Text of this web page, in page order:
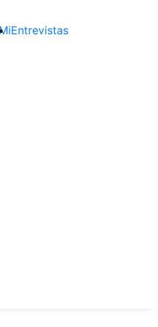
Entrevistas